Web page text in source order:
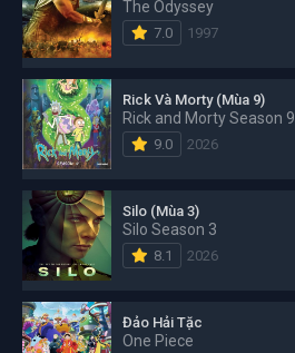
The Odyssey
7.0 1997
Rick Và Morty (Mùa 9)
Rick and Morty Season 9
9.0 2026
Silo (Mùa 3)
Silo Season 3
8.1 2026
Đảo Hải Tặc
One Piece